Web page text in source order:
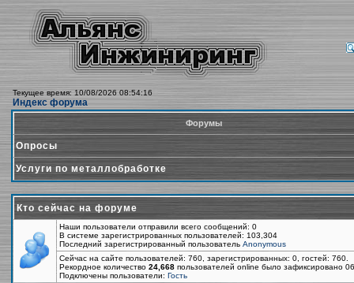
Текущее время: 10/08/2026 08:54:16
Индекс форума
Форумы
Опросы
Услуги по металлобработке
Кто сейчас на форуме
Наши пользователи отправили всего сообщений: 0
В системе зарегистрированных пользователей: 103,304
Последний зарегистрированный пользователь Anonymous
Сейчас на сайте пользователей: 760, зарегистрированных: 0, гостей:
Рекордное количество 24,668 пользователей online было зафиксировано
Подключены пользователи: Гость